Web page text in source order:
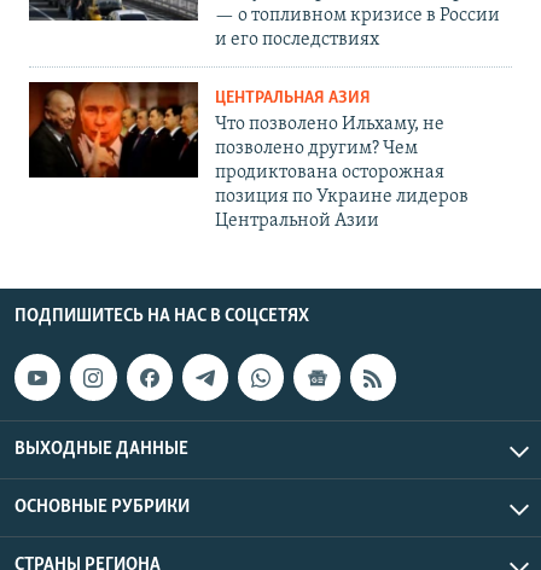
— о топливном кризисе в России
и его последствиях
ЦЕНТРАЛЬНАЯ АЗИЯ
Что позволено Ильхаму, не
позволено другим? Чем
продиктована осторожная
позиция по Украине лидеров
Центральной Азии
ПОДПИШИТЕСЬ НА НАС В СОЦСЕТЯХ
ВЫХОДНЫЕ ДАННЫЕ
ОСНОВНЫЕ РУБРИКИ
СТРАНЫ РЕГИОНА